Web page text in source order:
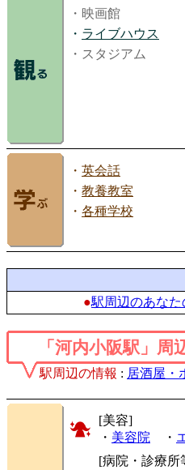
・映画館
・ ライブハウス
・スタジアム
・ 英会話
・ 教養教室
・ 各種学校
●駅周辺のあな
「河内小阪駅」周
駅周辺の情報 : 居酒屋・
[美容]
・ 美容院 ・
[病院・診療所